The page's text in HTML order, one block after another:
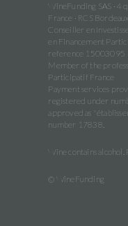
WineFunding SAS · 4
France · RCS
Conseiller en
en Financement
reference 15003095
Member of the
Participatif France
Payment services
registered under
approved as
number 17838.
Wine contains alcohol.
© WineFunding